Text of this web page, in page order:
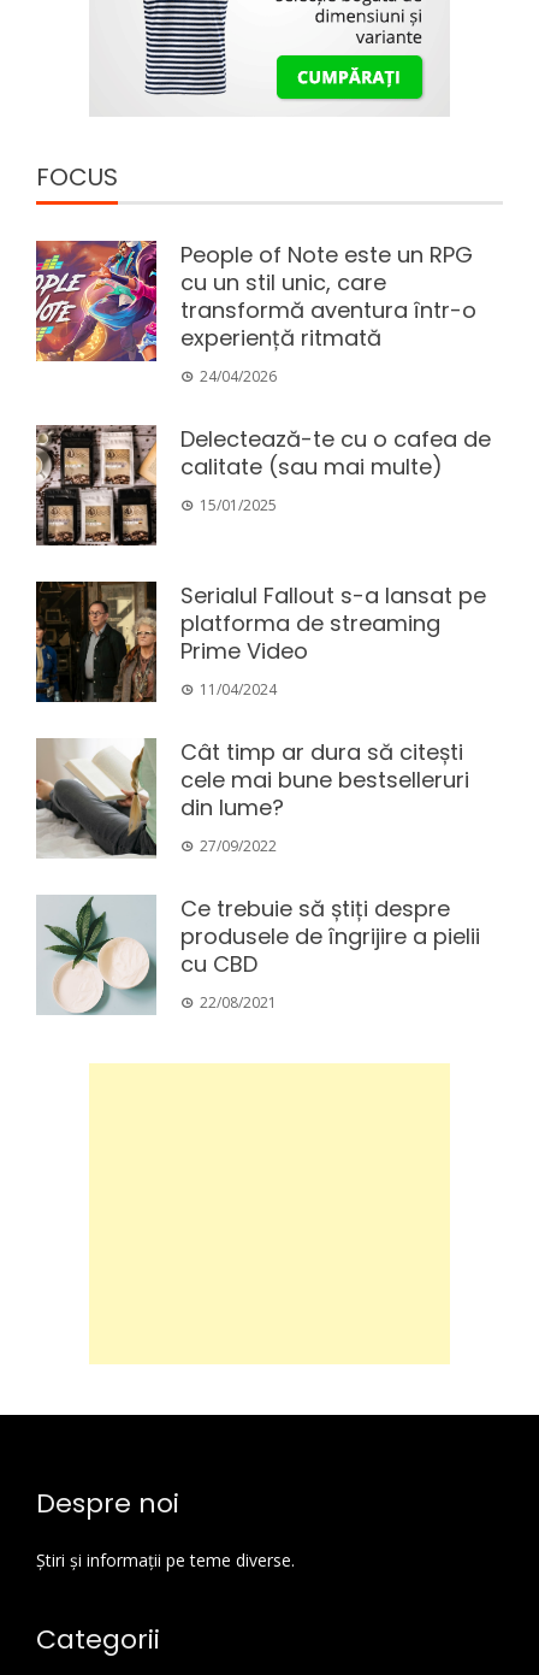
FOCUS
People of Note este un RPG
cu un stil unic, care
transformă aventura într-o
experiență ritmată
24/04/2026
Delectează-te cu o cafea de
calitate (sau mai multe)
15/01/2025
Serialul Fallout s-a lansat pe
platforma de streaming
Prime Video
11/04/2024
Cât timp ar dura să citești
cele mai bune bestselleruri
din lume?
27/09/2022
Ce trebuie să știți despre
produsele de îngrijire a pielii
cu CBD
22/08/2021
Despre noi
Știri și informații pe teme diverse.
Categorii